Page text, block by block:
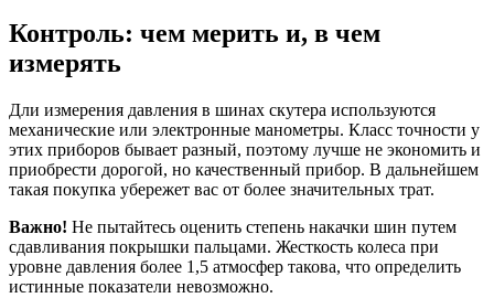
Контроль: чем мерить и, в чем
измерять
Дли измерения давления в шинах скутера используются
механические или электронные манометры. Класс точности у
этих приборов бывает разный, поэтому лучше не экономить и
приобрести дорогой, но качественный прибор. В дальнейшем
такая покупка убережет вас от более значительных трат.
Важно! Не пытайтесь оценить степень накачки шин путем
сдавливания покрышки пальцами. Жесткость колеса при
уровне давления более 1,5 атмосфер такова, что определить
истинные показатели невозможно.